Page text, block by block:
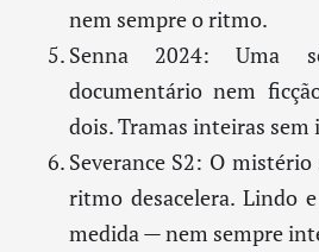
nem sempre o ritmo.
Senna 2024: Uma
documentário nem
dois. Tramas inteiras
Severance S2: O
ritmo desacelera. Lindo
medida — nem sempre